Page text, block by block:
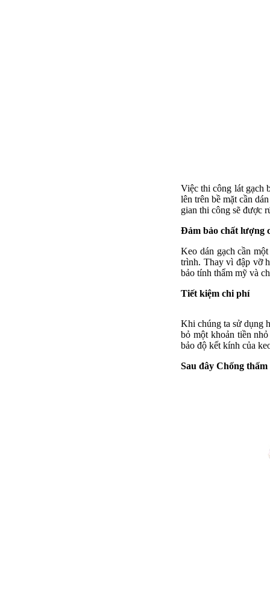
Việc thi công lát gạch
lên trên bề mặt cần
gian thi công sẽ được
Đảm bảo chất lượng
Keo dán gạch cần
trình. Thay vì đập vỡ
bảo tính thẩm mỹ và
Tiết kiệm chi phí
Khi chúng ta sử dụng
bỏ một khoản tiền
bảo độ kết kính của
Sau đây Chống